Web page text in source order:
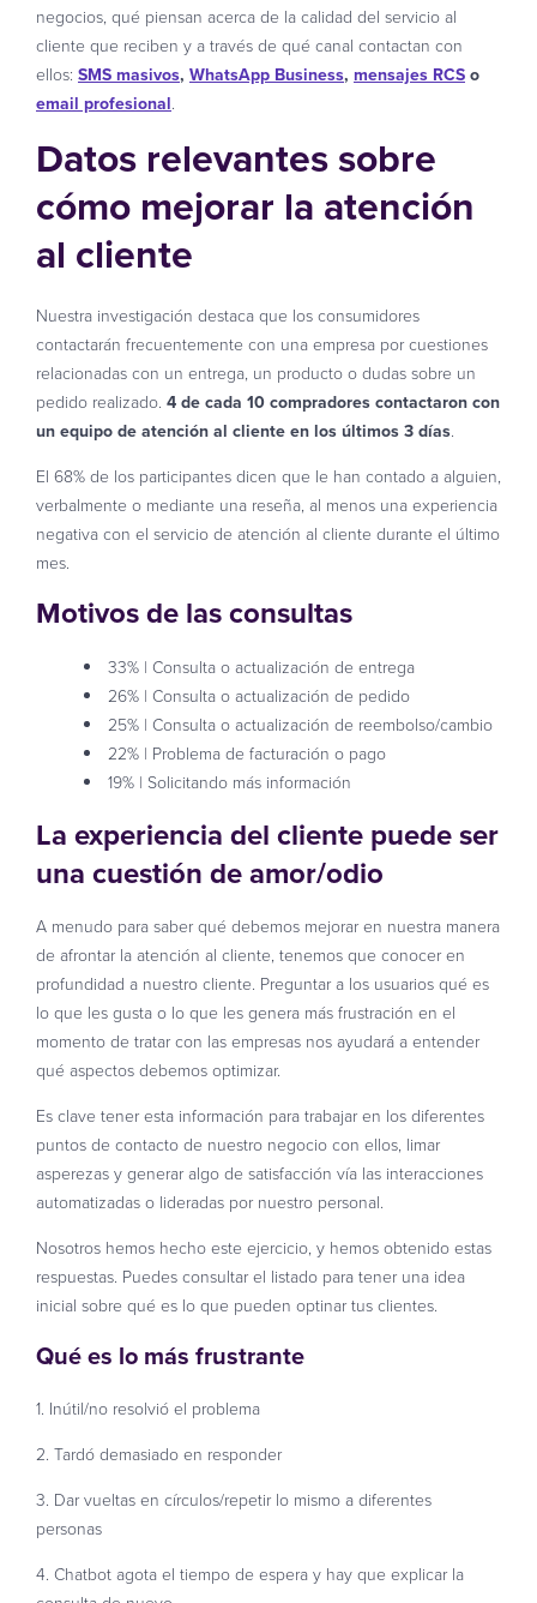
negocios, qué piensan acerca de la calidad del servicio al
cliente que reciben y a través de qué canal contactan con
ellos: SMS masivos, WhatsApp Business, mensajes RCS o
email profesional
Datos relevantes sobre
cómo mejorar la atención
al cliente
Nuestra investigación destaca que los consumidores
contactarán frecuentemente con una empresa por cuestiones
relacionadas con un entrega, un producto o dudas sobre un
pedido realizado. 4 de cada 10 compradores contactaron con
un equipo de atención al cliente en los últimos 3 días
El 68% de los participantes dicen que le han contado a alguien,
verbalmente o mediante una reseña, al menos una experiencia
negativa con el servicio de atención al cliente durante el último
mes.
Motivos de las consultas
33% | Consulta o actualización de entrega
26% | Consulta o actualización de pedido
25% | Consulta o actualización de reembolso/cambio
22% | Problema de facturación o pago
19% | Solicitando más información
La experiencia del cliente puede ser
una cuestión de amor/odio
A menudo para saber qué debemos mejorar en nuestra manera
de afrontar la atención al cliente, tenemos que conocer en
profundidad a nuestro cliente. Preguntar a los usuarios qué es
lo que les gusta o lo que les genera más frustración en el
momento de tratar con las empresas nos ayudará a entender
qué aspectos debemos optimizar.
Es clave tener esta información para trabajar en los diferentes
puntos de contacto de nuestro negocio con ellos, limar
asperezas y generar algo de satisfacción vía las interacciones
automatizadas o lideradas por nuestro personal.
Nosotros hemos hecho este ejercicio, y hemos obtenido estas
respuestas. Puedes consultar el listado para tener una idea
inicial sobre qué es lo que pueden optinar tus clientes.
Qué es lo más frustrante
1. Inútil/no resolvió el problema
2. Tardó demasiado en responder
3. Dar vueltas en círculos/repetir lo mismo a diferentes
personas
4. Chatbot agota el tiempo de espera y hay que explicar la